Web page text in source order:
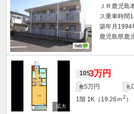
ＪＲ鹿児島
ス乗車時
築年月1994
鹿児島県鹿
1053万円
敷5万円 礼
1階 1K（19.26ｍ2 ）